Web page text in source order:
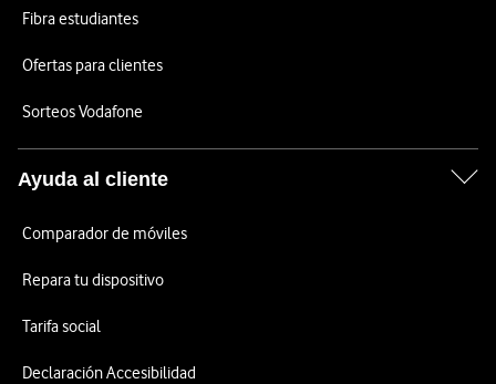
Fibra estudiantes
Ofertas para clientes
Sorteos Vodafone
Ayuda al cliente
Comparador de móviles
Repara tu dispositivo
Tarifa social
Declaración Accesibilidad